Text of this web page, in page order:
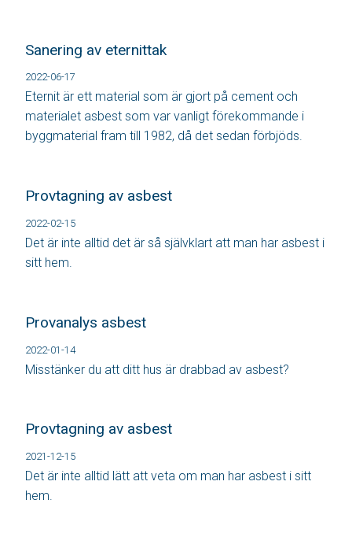
Sanering av eternittak
2022-06-17
Eternit är ett material som är gjort på cement och
materialet asbest som var vanligt förekommande i
byggmaterial fram till 1982, då det sedan förbjöds.
Provtagning av asbest
2022-02-15
Det är inte alltid det är så självklart att man har asbest i
sitt hem.
Provanalys asbest
2022-01-14
Misstänker du att ditt hus är drabbad av asbest?
Provtagning av asbest
2021-12-15
Det är inte alltid lätt att veta om man har asbest i sitt
hem.